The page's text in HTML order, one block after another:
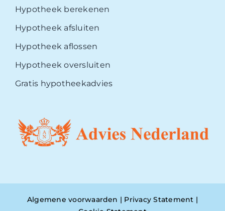
Hypotheek berekenen
Hypotheek afsluiten
Hypotheek aflossen
Hypotheek oversluiten
Gratis hypotheekadvies
Algemene voorwaarden | Privacy Statement |